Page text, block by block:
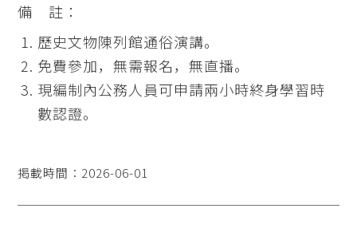
備 註：
歷史文物陳列館通俗演講。
免費參加，無需報名，無直播。
現編制內公務人員可申請兩小時終身學習時
數認證。
掲載時間：2026-06-01